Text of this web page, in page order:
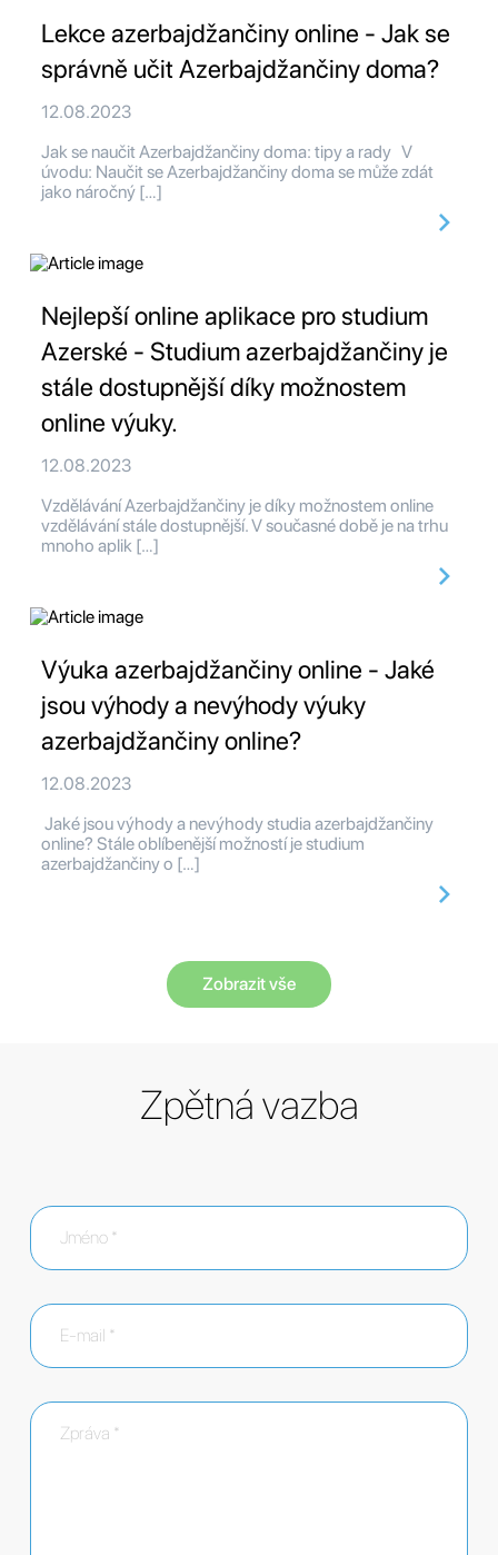
Lekce azerbajdžančiny online - Jak se
správně učit Azerbajdžančiny doma?
12.08.2023
Jak se naučit Azerbajdžančiny doma: tipy a rady V
úvodu: Naučit se Azerbajdžančiny doma se může zdát
jako náročný […]
Nejlepší online aplikace pro studium
Azerské - Studium azerbajdžančiny je
stále dostupnější díky možnostem
online výuky.
12.08.2023
Vzdělávání Azerbajdžančiny je díky možnostem online
vzdělávání stále dostupnější. V současné době je na trhu
mnoho aplik […]
Výuka azerbajdžančiny online - Jaké
jsou výhody a nevýhody výuky
azerbajdžančiny online?
12.08.2023
Jaké jsou výhody a nevýhody studia azerbajdžančiny
online? Stále oblíbenější možností je studium
azerbajdžančiny o […]
Zobrazit vše
Zpětná vazba